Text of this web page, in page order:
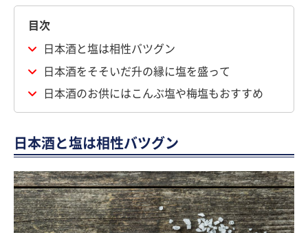
目次
日本酒と塩は相性バツグン
日本酒をそそいだ升の縁に塩を盛って
日本酒のお供にはこんぶ塩や梅塩もおすすめ
日本酒と塩は相性バツグン